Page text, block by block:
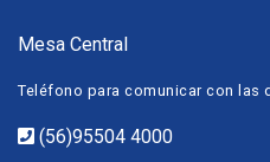
Mesa Central
Teléfono para comunicar con las
(56)95504 4000